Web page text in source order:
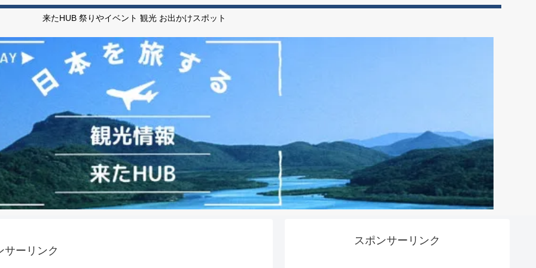
来たHUB 祭りやイベント 観光 お出かけスポット
サーリンク
スポンサーリンク